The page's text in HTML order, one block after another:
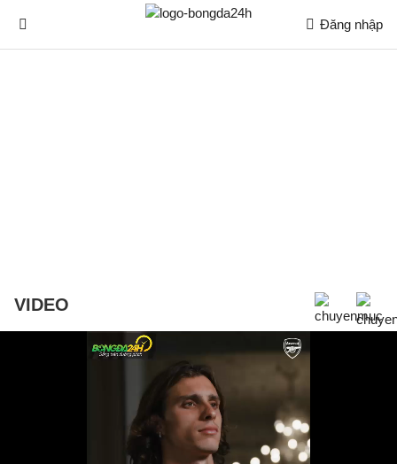
Đăng nhập
VIDEO